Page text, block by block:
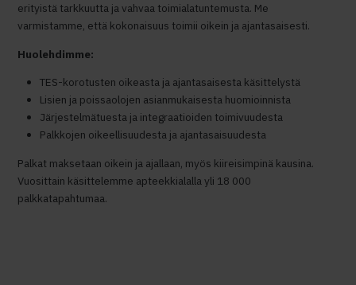
erityistä tarkkuutta ja vahvaa toimialatuntemusta. Me
varmistamme, että kokonaisuus toimii oikein ja ajantasaisesti.
Huolehdimme:
TES-korotusten oikeasta ja ajantasaisesta käsittelystä
Lisien ja poissaolojen asianmukaisesta huomioinnista
Järjestelmätuesta ja integraatioiden toimivuudesta
Palkkojen oikeellisuudesta ja ajantasaisuudesta
Palkat maksetaan oikein ja ajallaan, myös kiireisimpinä kausina.
Vuosittain käsittelemme apteekkialalla yli 18 000
palkkatapahtumaa.